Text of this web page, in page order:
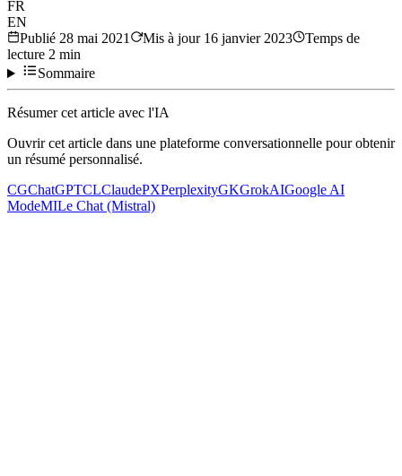
FR
EN
Publié 28 mai 2021 Mis à jour 16 janvier 2023
Temps de
lecture 2 min
Sommaire
Résumer cet article avec l'IA
Ouvrir cet article dans une plateforme conversationnelle pour obtenir
un résumé personnalisé.
CGChatGPTCLClaudePXPerplexityGKGrokAIGoogle AI
ModeMILe Chat (Mistral)